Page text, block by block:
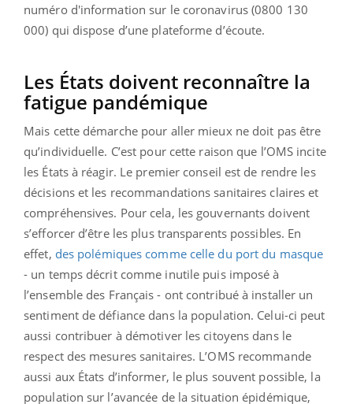
numéro d'information sur le coronavirus (0800 130
000) qui dispose d’une plateforme d’écoute.
Les États doivent reconnaître la
fatigue pandémique
Mais cette démarche pour aller mieux ne doit pas être
qu’individuelle. C’est pour cette raison que l’OMS incite
les États à réagir. Le premier conseil est de rendre les
décisions et les recommandations sanitaires claires et
compréhensives. Pour cela, les gouvernants doivent
s’efforcer d’être les plus transparents possibles. En
effet, des polémiques comme celle du port du masque
- un temps décrit comme inutile puis imposé à
l’ensemble des Français - ont contribué à installer un
sentiment de défiance dans la population. Celui-ci peut
aussi contribuer à démotiver les citoyens dans le
respect des mesures sanitaires. L’OMS recommande
aussi aux États d’informer, le plus souvent possible, la
population sur l’avancée de la situation épidémique,